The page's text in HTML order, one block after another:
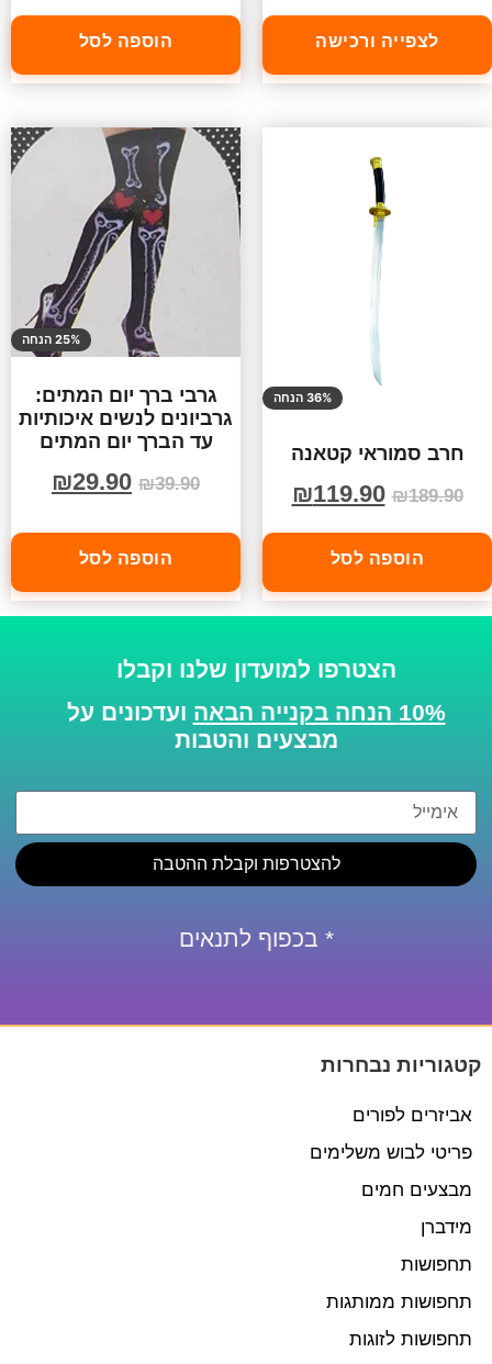
לצפייה ורכישה הוספה לסל
36% הנחה
חרב סמוראי קטאנה
₪189.90
₪119.90
הוספה לסל
25% הנחה
גרבי ברך יום המתים:
גרביונים לנשים איכותיות
עד הברך יום המתים
₪39.90
₪29.90
הוספה לסל
הצטרפו למועדון שלנו וקבלו
10% הנחה בקנייה הבאה
ועדכונים על
מבצעים והטבות
להצטרפות וקבלת ההטבה
* בכפוף לתנאים
קטגוריות נבחרות
אביזרים לפורים
פריטי לבוש משלימים
מבצעים חמים
מידברן
תחפושות
תחפושות ממותגות
תחפושות לזוגות